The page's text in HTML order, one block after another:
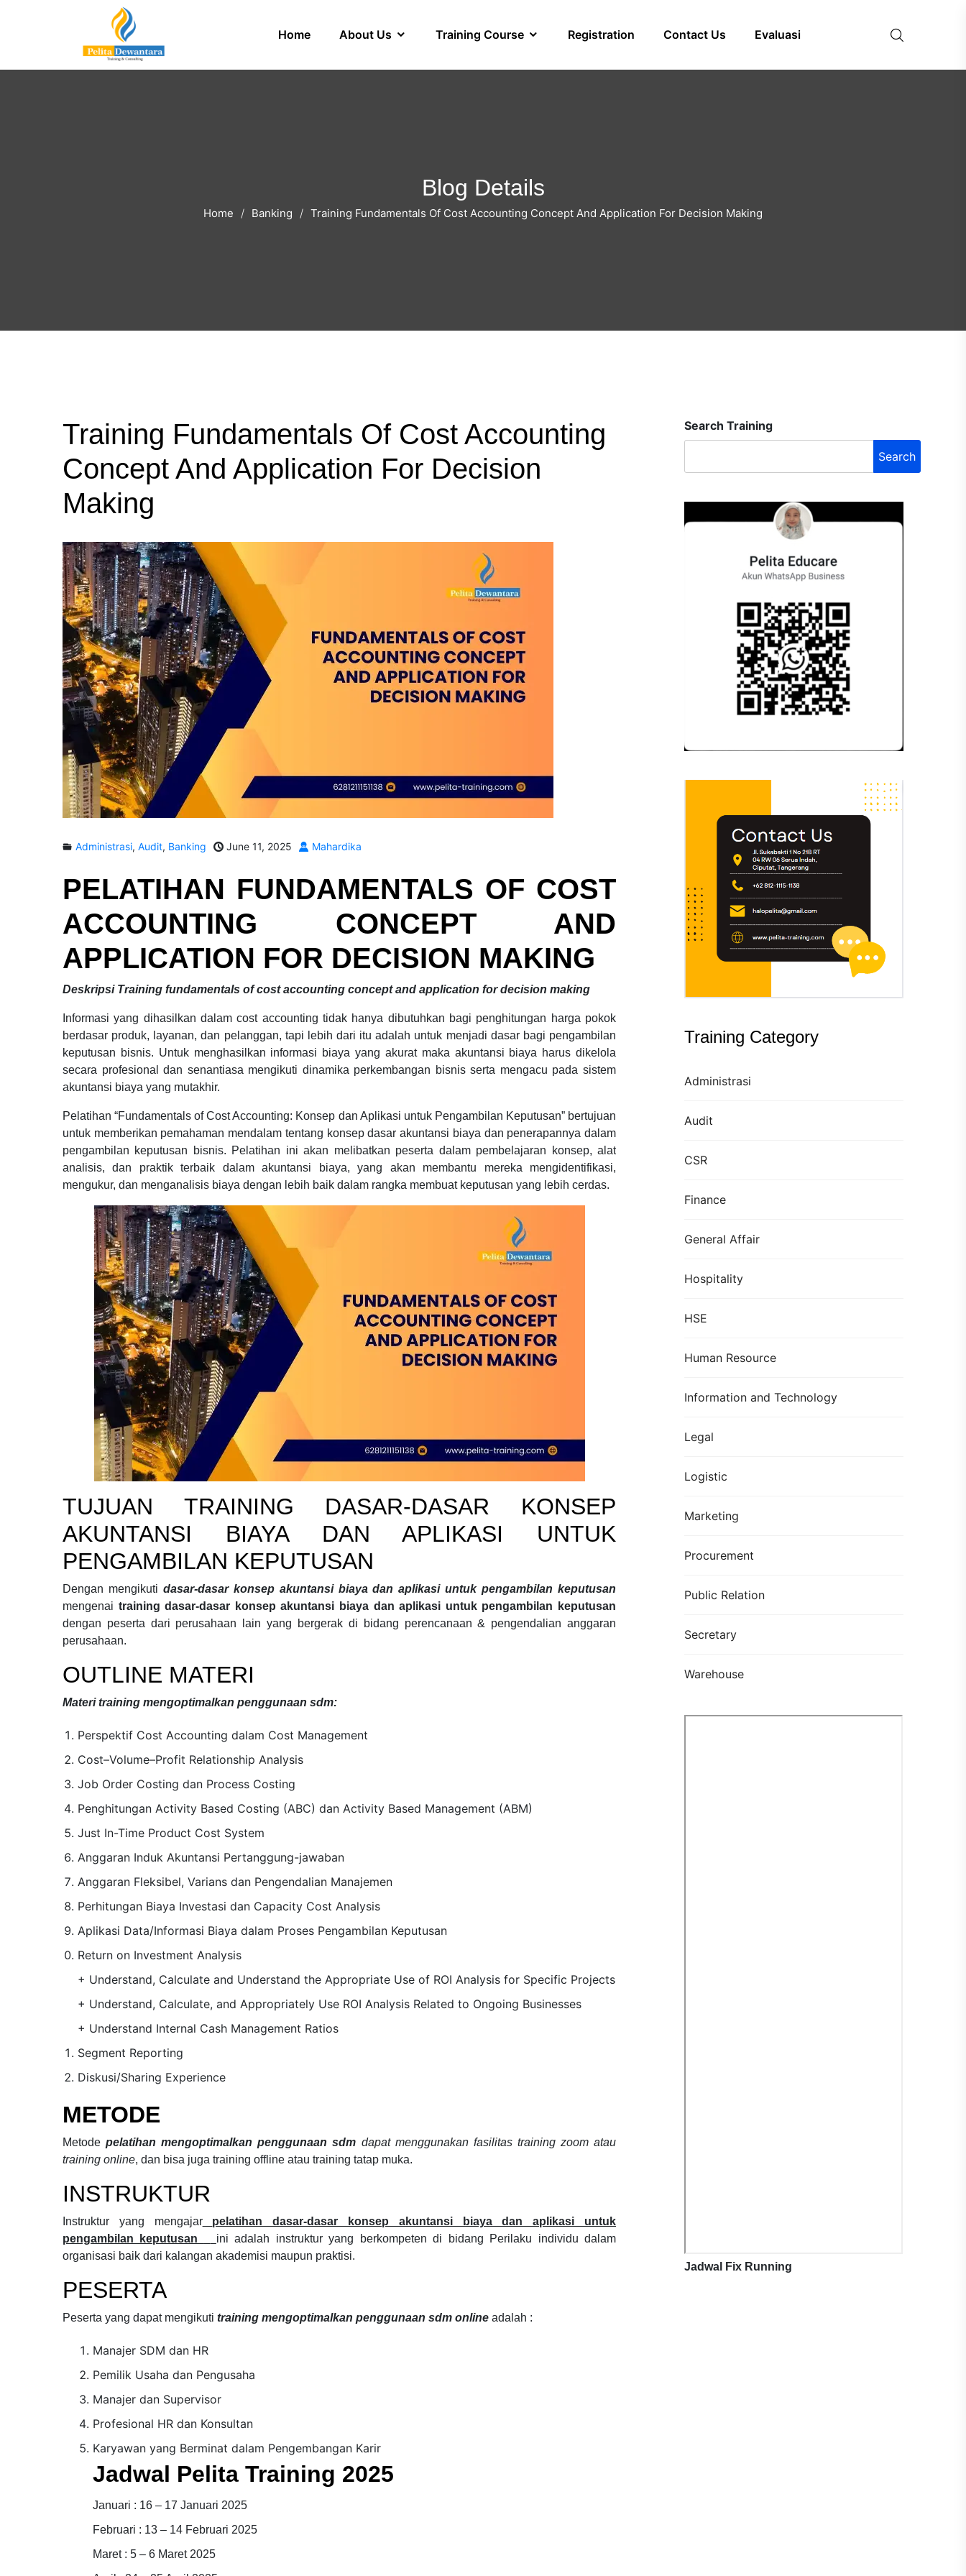
Home About Us Training Course Registration Contact Us Evaluasi
Blog Details
Home Banking Training Fundamentals Of Cost Accounting Concept And Application For Decision Making
Search Training
Search
Training Category
Administrasi
Audit
CSR
Finance
General Affair
Hospitality
HSE
Human Resource
Information and Technology
Legal
Logistic
Marketing
Procurement
Public Relation
Secretary
Warehouse
Jadwal Fix Running
Training Fundamentals Of Cost Accounting
Concept And Application For Decision
Making
Administrasi, Audit, Banking June 11, 2025 Mahardika
PELATIHAN FUNDAMENTALS OF COST
ACCOUNTING CONCEPT AND
APPLICATION FOR DECISION MAKING
Deskripsi Training fundamentals of cost accounting concept and application for decision making
Informasi yang dihasilkan dalam cost accounting tidak hanya dibutuhkan bagi penghitungan harga pokok
berdasar produk, layanan, dan pelanggan, tapi lebih dari itu adalah untuk menjadi dasar bagi pengambilan
keputusan bisnis. Untuk menghasilkan informasi biaya yang akurat maka akuntansi biaya harus dikelola
secara profesional dan senantiasa mengikuti dinamika perkembangan bisnis serta mengacu pada sistem
akuntansi biaya yang mutakhir.
Pelatihan “Fundamentals of Cost Accounting: Konsep dan Aplikasi untuk Pengambilan Keputusan” bertujuan
untuk memberikan pemahaman mendalam tentang konsep dasar akuntansi biaya dan penerapannya dalam
pengambilan keputusan bisnis. Pelatihan ini akan melibatkan peserta dalam pembelajaran konsep, alat
analisis, dan praktik terbaik dalam akuntansi biaya, yang akan membantu mereka mengidentifikasi,
mengukur, dan menganalisis biaya dengan lebih baik dalam rangka membuat keputusan yang lebih cerdas.
TUJUAN TRAINING DASAR-DASAR KONSEP
AKUNTANSI BIAYA DAN APLIKASI UNTUK
PENGAMBILAN KEPUTUSAN
Dengan mengikuti dasar-dasar konsep akuntansi biaya dan aplikasi untuk pengambilan keputusan
mengenai training dasar-dasar konsep akuntansi biaya dan aplikasi untuk pengambilan keputusan
dengan peserta dari perusahaan lain yang bergerak di bidang perencanaan & pengendalian anggaran
perusahaan.
OUTLINE MATERI
Materitraining mengoptimalkan penggunaan sdm:
Perspektif Cost Accounting dalam Cost Management
Cost–Volume–Profit Relationship Analysis
Job Order Costing dan Process Costing
Penghitungan Activity Based Costing (ABC) dan Activity Based Management (ABM)
Just In-Time Product Cost System
Anggaran Induk Akuntansi Pertanggung-jawaban
Anggaran Fleksibel, Varians dan Pengendalian Manajemen
Perhitungan Biaya Investasi dan Capacity Cost Analysis
Aplikasi Data/Informasi Biaya dalam Proses Pengambilan Keputusan
Return on Investment Analysis
+ Understand, Calculate and Understand the Appropriate Use of ROI Analysis for Specific Projects
+ Understand, Calculate, and Appropriately Use ROI Analysis Related to Ongoing Businesses
+ Understand Internal Cash Management Ratios
Segment Reporting
Diskusi/Sharing Experience
METODE
Metode pelatihan mengoptimalkan penggunaan sdm dapat menggunakan fasilitas training zoom atau
training online, dan bisa juga training offline atau training tatap muka.
INSTRUKTUR
Instruktur yang mengajar
pelatihan dasar-dasar konsep akuntansi biaya dan aplikasi untuk
pengambilan keputusan
ini adalah instruktur yang berkompeten di bidang
Perilaku individu dalam
organisasi baik dari kalangan akademisi maupun praktisi.
PESERTA
Peserta yang dapat mengikuti training mengoptimalkan penggunaan sdm online adalah :
Manajer SDM dan HR
Pemilik Usaha dan Pengusaha
Manajer dan Supervisor
Profesional HR dan Konsultan
Karyawan yang Berminat dalam Pengembangan Karir
Jadwal Pelita Training 2025
Januari : 16 – 17 Januari 2025
Februari : 13 – 14 Februari 2025
Maret : 5 – 6 Maret 2025